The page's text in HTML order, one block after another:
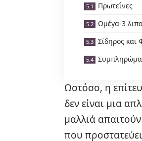
Πρωτεΐνες
Ωμέγα-3
Σίδηρος και
Ωστόσο, η
δεν είναι μια
μαλλιά
που